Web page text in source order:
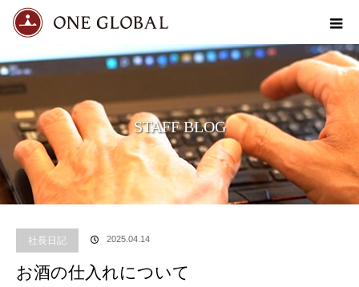
STAFF BLOG
社長日記 2025.04.14
お酒の仕入れについて